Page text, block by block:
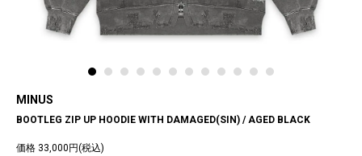
MINUS
BOOTLEG ZIP UP HOODIE WITH DAMAGED(SIN) / AGED BLACK
価格 33,000円(税込)